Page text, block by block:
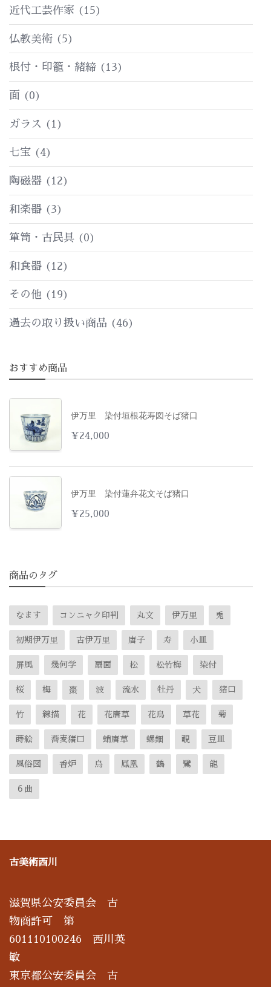
近代工芸作家 (15)
仏教美術 (5)
根付・印籠・緒締 (13)
面 (0)
ガラス (1)
七宝 (4)
陶磁器 (12)
和楽器 (3)
箪笥・古民具 (0)
和食器 (12)
その他 (19)
過去の取り扱い商品 (46)
おすすめ商品
伊万里 染付垣根花寿図そば猪口
¥ 24,000
伊万里 染付蓮弁花文そば猪口
¥ 25,000
商品のタグ
なます コンニャク印判 丸文 伊万里 兎
初期伊万里 古伊万里 唐子 寿 小皿
屏風 幾何学 扇面 松 松竹梅 染付
桜 梅 棗 波 流水 牡丹 犬 猪口
竹 線描 花 花唐草 花鳥 草花 菊
蒔絵 蕎麦猪口 蛸唐草 螺鈿 覗 豆皿
風俗図 香炉 鳥 鳳凰 鶴 鷺 龍
６曲
古美術西川
滋賀県公安委員会 古
物商許可 第
601110100246 西川英
敏
東京都公安委員会 古